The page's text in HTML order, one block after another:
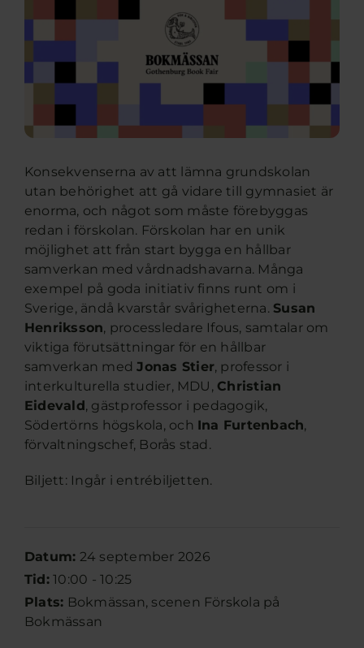
Konsekvenserna av att lämna grundskolan
utan behörighet att gå vidare till gymnasiet är
enorma, och något som måste förebyggas
redan i förskolan. Förskolan har en unik
möjlighet att från start bygga en hållbar
samverkan med vårdnadshavarna. Många
exempel på goda initiativ finns runt om i
Sverige, ändå kvarstår svårigheterna. Susan
Henriksson, processledare Ifous, samtalar om
viktiga förutsättningar för en hållbar
samverkan medJonas Stier, professor i
interkulturella studier, MDU, Christian
Eidevald, gästprofessor i pedagogik,
Södertörns högskola, och Ina Furtenbach,
förvaltningschef, Borås stad.
Biljett: Ingår i entrébiljetten.
Datum: 24 september 2026
Tid: 10:00 - 10:25
Plats: Bokmässan, scenen Förskola på
Bokmässan